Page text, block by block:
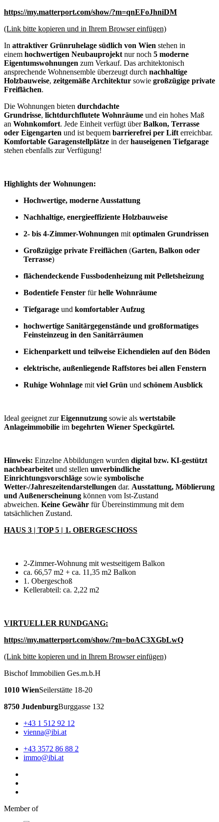
https://my.matterport.com/show/?m=qnEFoJhniDM
(Link bitte kopieren und in Ihrem Browser einfügen)
In attraktiver Grünruhelage südlich von Wien stehen in
einem hochwertigen Neubauprojekt nur noch 5 moderne
Eigentumswohnungen zum Verkauf. Das architektonisch
ansprechende Wohnensemble überzeugt durch nachhaltige
Holzbauweise, zeitgemäße Architektur sowie großzügige private
Freiflächen.
Die Wohnungen bieten durchdachte
Grundrisse, lichtdurchflutete Wohnräume und ein hohes Maß
an Wohnkomfort. Jede Einheit verfügt überBalkon, Terrasse
oder Eigengarten und ist bequem barrierefrei per Lift erreichbar.
Komfortable Garagenstellplätze in derhauseigenen Tiefgarage
stehen ebenfalls zur Verfügung!
Highlights der Wohnungen:
Hochwertige, moderne Ausstattung
Nachhaltige, energieeffiziente Holzbauweise
2- bis 4-Zimmer-Wohnungen mit optimalen Grundrissen
Großzügige private Freiflächen (Garten, Balkon oder
Terrasse)
flächendeckende Fussbodenheizung mit Pelletsheizung
Bodentiefe Fenster fürhelle Wohnräume
Tiefgarage und komfortabler Aufzug
hochwertige Sanitärgegenstände und großformatiges
Feinsteinzeug in den Sanitärräumen
Eichenparkett und teilweise Eichendielen auf den Böden
elektrische, außenliegende Raffstores bei allen Fenstern
Ruhige Wohnlage mit viel Grün und schönem Ausblick
Ideal geeignet zurEigennutzung sowie als wertstabile
Anlageimmobilie im begehrten Wiener Speckgürtel.
Hinweis: Einzelne Abbildungen wurden digital bzw. KI-gestützt
nachbearbeitet und stellen unverbindliche
Einrichtungsvorschläge sowie symbolische
Wetter-/Jahreszeitendarstellungen dar. Ausstattung, Möblierung
und Außenerscheinung können vom Ist-Zustand
abweichen. Keine Gewähr für Übereinstimmung mit dem
tatsächlichen Zustand.
HAUS 3 | TOP 5 | 1. OBERGESCHOSS
2-Zimmer-Wohnung mit westseitigem Balkon
ca. 66,57 m2 + ca. 11,35 m2 Balkon
1. Obergeschoß
Kellerabteil: ca. 2,22 m2
VIRTUELLER RUNDGANG:
https://my.matterport.com/show/?m=boAC3XGbLwQ
(Link bitte kopieren und in Ihrem Browser einfügen)
Bischof Immobilien Ges.m.b.H
1010 WienSeilerstätte 18-20
8750 JudenburgBurggasse 132
+43 1 512 92 12
vienna@ibi.at
+43 3572 86 88 2
immo@ibi.at
Member of